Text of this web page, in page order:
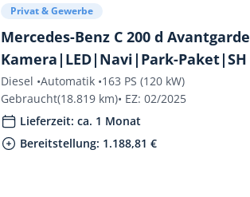
Privat & Gewerbe
Mercedes-Benz C 200 d Avantgarde
Kamera|LED|Navi|Park-Paket|SH
Diesel •Automatik •163 PS (120 kW)
Gebraucht(18.819 km)• EZ: 02/2025
Lieferzeit: ca. 1 Monat
Bereitstellung: 1.188,81 €